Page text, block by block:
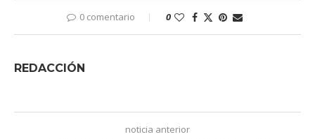
0 comentario 0
REDACCIÓN
noticia anterior